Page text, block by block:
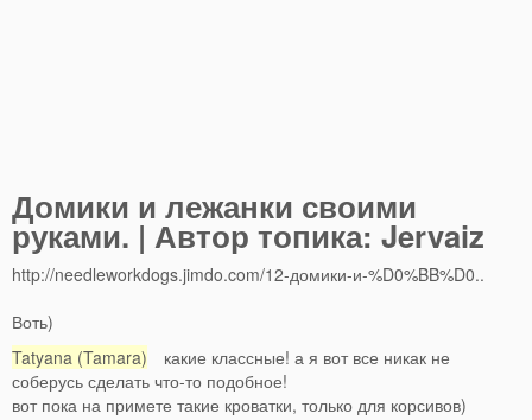
Домики и лежанки своими
руками. | Автор топика: Jervaiz
http://needleworkdogs.jimdo.com/12-домики-и-%D0%BB%D0..
Воть)
Tatyana (Tamara) какие классные! а я вот все никак не
соберусь сделать что-то подобное!
вот пока на примете такие кроватки, только для корсивов)